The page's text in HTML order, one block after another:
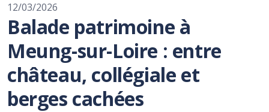
12/03/2026
Balade patrimoine à
Meung-sur-Loire : entre
château, collégiale et
berges cachées